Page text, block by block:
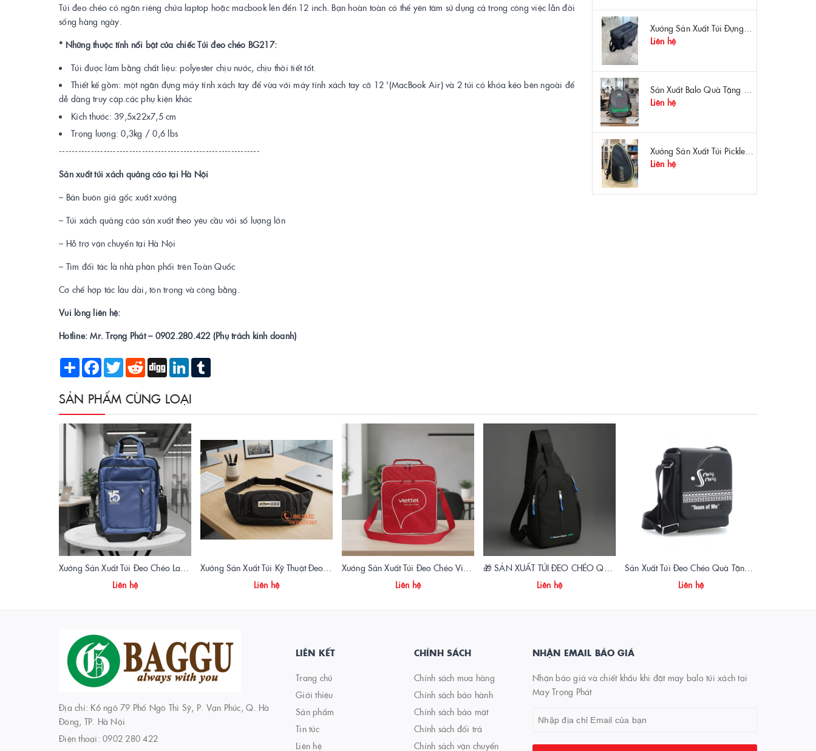
Túi đeo chéo có ngăn riêng chứa laptop hoặc macbook lên đến 12 inch. Bạn hoàn toàn có thể yên tâm sử dụng cả trong công việc lẫn đời
sống hàng ngày.
* Những thuộc tính nổi bật của chiếc Túi đeo chéo BG217:
Túi được làm bằng chất liệu: polyester chịu nước, chịu thời tiết tốt.
Thiết kế gồm: một ngăn đựng máy tính xách tay để vừa với máy tính xách tay cỡ 12 '(MacBook Air) và 2 túi có khóa kéo bên ngoài để
dễ dàng truy cập.các phụ kiện khác
Kích thước: 39,5x22x7,5 cm
Trọng lượng: 0,3kg / 0,6 lbs
---------------------------------------------------------------
Sản xuất túi xách quảng cáo tại Hà Nội
– Bán buôn giá gốc xuất xưởng
– Túi xách quảng cáo sản xuất theo yêu cầu với số lượng lớn
– Hỗ trợ vận chuyển tại Hà Nội
– Tìm đối tác là nhà phân phối trên Toàn Quốc
Cơ chế hợp tác lâu dài, tôn trọng và công bằng.
Vui lòng liên hệ:
Hotline: Mr. Trọng Phát – 0902.280.422 (Phụ trách kinh doanh)
Share Facebook
Twitter Reddit Digg LinkedIn
Liên hệ
Liên hệ
Liên hệ
SẢN PHẨM CÙNG LOẠI
Liên hệ
Liên hệ
Liên hệ
Liên hệ
Liên hệ
Địa chỉ: K6 ngõ 79 Phố Ngô Thì Sỹ, P. Vạn Phúc, Q. Hà
Đông, TP. Hà Nội
Điện thoại: 0902 280 422
LIÊN KẾT
Trang chủ
Giới thiệu
Sản phẩm
Tin tức
Liên hệ
CHÍNH SÁCH
Chính sách mua hàng
Chính sách bảo hành
Chính sách bảo mật
Chính sách đổi trả
Chính sách vận chuyển
NHẬN EMAIL BÁO GIÁ
Nhận báo giá và chiết khấu khi đặt may balo túi xách tại
May Trọng Phát